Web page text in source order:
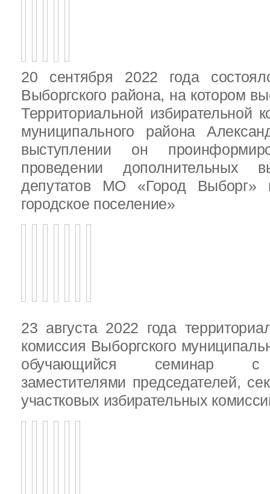
20 сентября 2022 года
Выборгского района, на котором
Территориальной избирательной
муниципального района
выступлении он
проведении дополнительных
депутатов МО «Город
городское поселение»
23 августа 2022 года
комиссия Выборгского
обучающийся семинар с
заместителями председателей,
участковых избирательных